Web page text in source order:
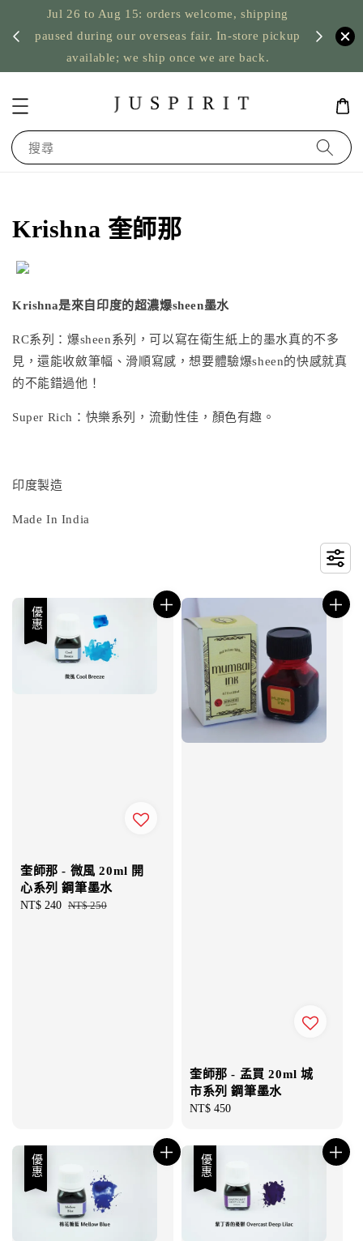
US orders: taxes prepaid up to USD 2,500,
nothing to pay on delivery
台灣筆
搜尋
Krishna 奎師那
Krishna是來自印度的超濃爆sheen墨水
RC系列：爆sheen系列，可以寫在衛生紙上的墨水真的不多
見，還能收斂筆幅、滑順寫感，想要體驗爆sheen的快感就真
的不能錯過他！
Super Rich：快樂系列，流動性佳，顏色有趣。
印度製造
Made In India
優惠
奎師那 - 微風 20ml 開
心系列 鋼筆墨水
Sale
NT$ 240 Regular
NT$ 250
奎師那 - 孟買 20ml 城
市系列 鋼筆墨水
Regular
NT$ 450
優惠 優惠